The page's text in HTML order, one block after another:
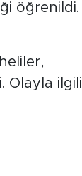
öğrenildi.
Olayla ilgili